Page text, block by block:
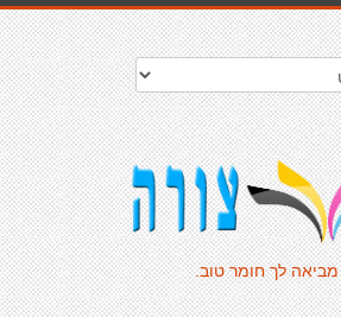
מביאה לך חומר טוב.